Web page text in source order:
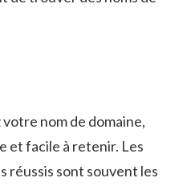
nom de domaine,
et facile à retenir. Les
réussis sont souvent les